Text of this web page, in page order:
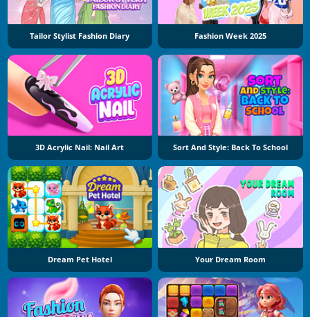
Tailor Stylist Fashion Diary Fashion Week 2025
3D Acrylic Nail: Nail Art Sort And Style: Back To School
Dream Pet Hotel Your Dream Room